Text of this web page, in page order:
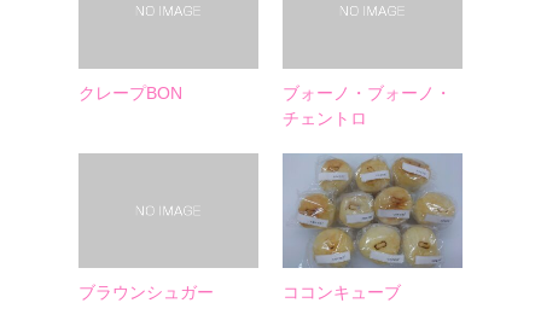
クレープBON
ブォーノ・ブォーノ・
チェントロ
ブラウンシュガー ココンキューブ